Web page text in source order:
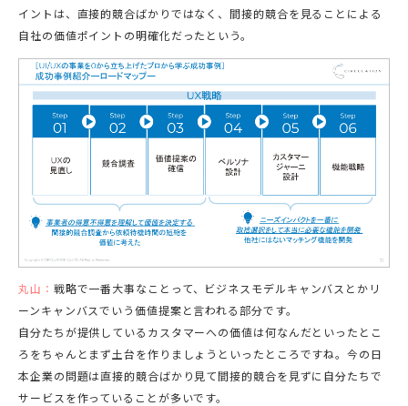
イントは、直接的競合ばかりではなく、間接的競合を見ることによる
自社の価値ポイントの明確化だったという。
丸山： 戦略で一番大事なことって、ビジネスモデルキャンバスとかリ
ーンキャンバスでいう価値提案と言われる部分です。
自分たちが提供しているカスタマーへの価値は何なんだといったとこ
ろをちゃんとまず土台を作りましょうといったところですね。今の日
本企業の問題は直接的競合ばかり見て間接的競合を見ずに自分たちで
サービスを作っていることが多いです。